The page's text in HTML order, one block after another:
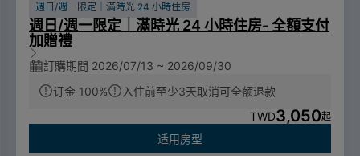
週日/週一限定｜滿時光 24 小時住房
週日/週一限定｜滿時光 24 小時住房- 全額支付
加贈禮
訂購期間 2026/07/13 ~ 2026/09/30
订金 100%
入住前至少3天取消可全额退款
TWD3,050起
适用房型